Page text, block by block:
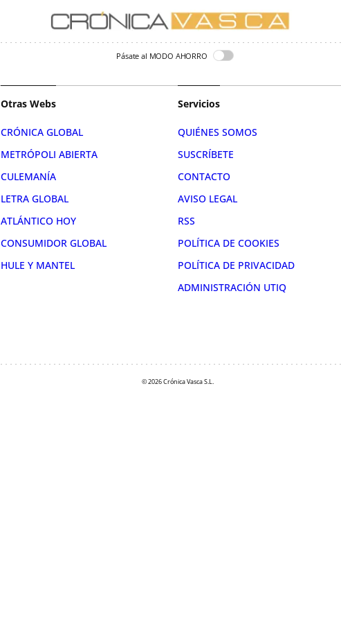
Pásate al MODO AHORRO
Otras Webs
CRÓNICA GLOBAL
METRÓPOLI ABIERTA
CULEMANÍA
LETRA GLOBAL
ATLÁNTICO HOY
CONSUMIDOR GLOBAL
HULE Y MANTEL
Servicios
QUIÉNES SOMOS
SUSCRÍBETE
CONTACTO
AVISO LEGAL
RSS
POLÍTICA DE COOKIES
POLÍTICA DE PRIVACIDAD
ADMINISTRACIÓN UTIQ
© 2026 Crónica Vasca S.L.